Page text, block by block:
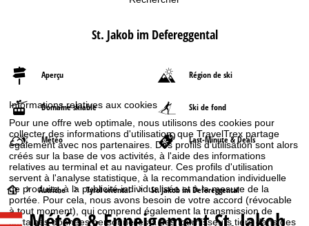
Informations relatives aux cookies
Pour une offre web optimale, nous utilisons des cookies pour
collecter des informations d'utilisation, que TravelTrex partage
également avec nos partenaires. Des profils d'utilisation sont alors
créés sur la base de vos activités, à l'aide des informations
relatives au terminal et au navigateur. Ces profils d'utilisation
servent à l'analyse statistique, à la recommandation individuelle
de produits, à la publicité individualisée et à la mesure de la
portée. Pour cela, nous avons besoin de votre accord (révocable
à tout moment), qui comprend également la transmission de
certaines données personnelles à des fournisseurs tiers dans des
St. Jakob im Defereggental
Aperçu Région de ski
Domaine skiable Ski de fond
Météo Last-Minute & Deals
P
a
Autriche Tyrol oriental St. Jakob im Defereggental